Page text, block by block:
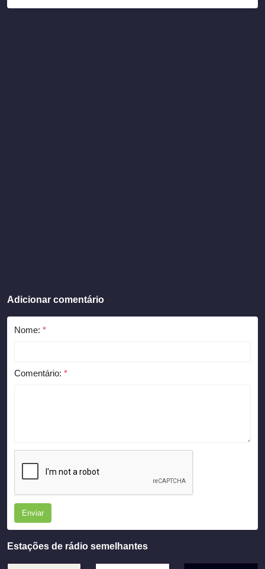
Adicionar comentário
Nome: *
Comentário: *
Enviar
Estações de rádio semelhantes